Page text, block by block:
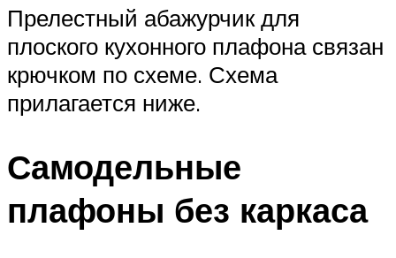
Прелестный абажурчик для
плоского кухонного плафона связан
крючком по схеме. Схема
прилагается ниже.
Самодельные
плафоны без каркаса